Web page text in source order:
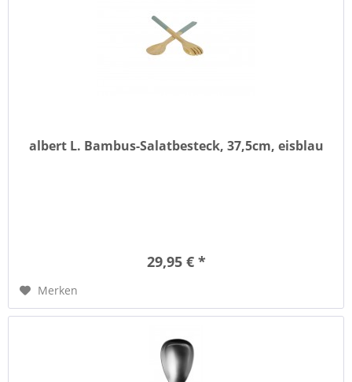
albert L. Bambus-Salatbesteck, 37,5cm, eisblau
29,95 € *
Merken